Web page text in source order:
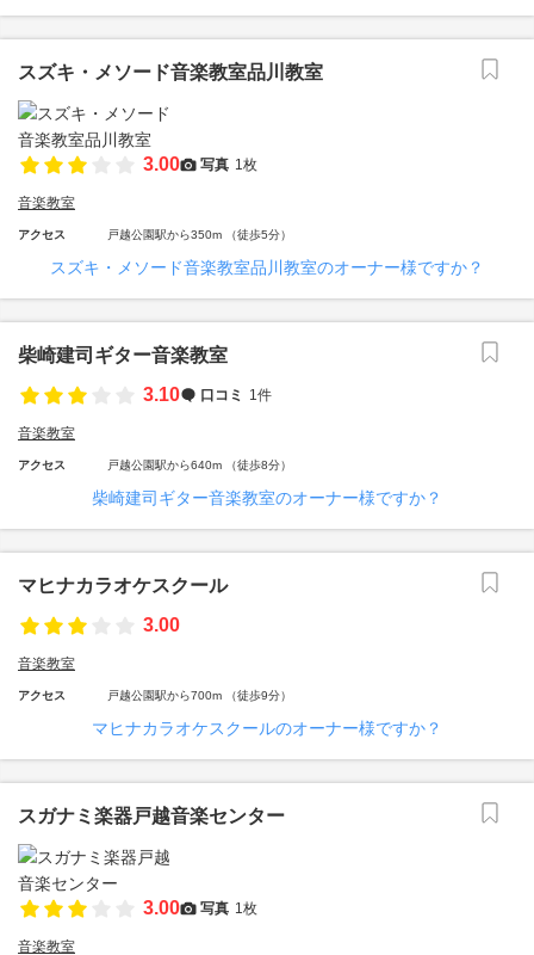
スズキ・メソード音楽教室品川教室
3.00 写真 1枚
音楽教室
アクセス 戸越公園駅から350m （徒歩5分）
スズキ・メソード音楽教室品川教室のオーナー様ですか？
柴崎建司ギター音楽教室
3.10
口コミ 1件
音楽教室
アクセス 戸越公園駅から640m （徒歩8分）
柴崎建司ギター音楽教室のオーナー様ですか？
マヒナカラオケスクール
3.00
音楽教室
アクセス 戸越公園駅から700m （徒歩9分）
マヒナカラオケスクールのオーナー様ですか？
スガナミ楽器戸越音楽センター
3.00 写真 1枚
音楽教室